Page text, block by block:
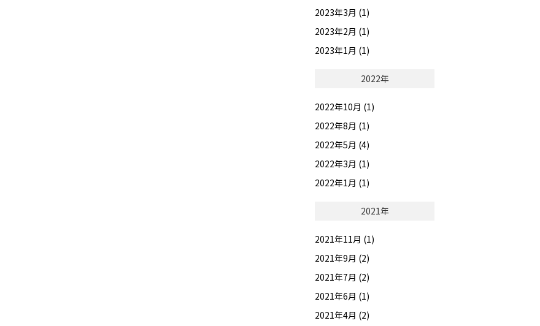
2023年3月 (1)
2023年2月 (1)
2023年1月 (1)
2022年
2022年10月 (1)
2022年8月 (1)
2022年5月 (4)
2022年3月 (1)
2022年1月 (1)
2021年
2021年11月 (1)
2021年9月 (2)
2021年7月 (2)
2021年6月 (1)
2021年4月 (2)